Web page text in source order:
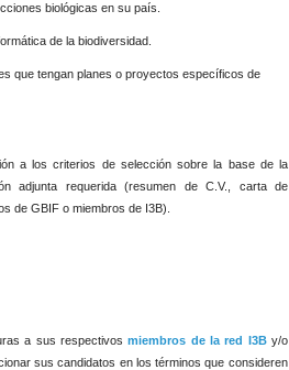
biológicas en su país.
de la biodiversidad.
que tengan planes o proyectos específicos de
a los criterios de selección sobre la base de la
adjunta requerida (resumen de C.V., carta de
de GBIF o miembros de I3B).
a sus respectivos miembros de la red I3By/o
sus candidatos en los términos que consideren